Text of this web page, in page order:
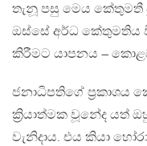
තැනූ පසු මෙය කේතුමතී
ඔස්සේ අර්ධ කේතුමතිය
කිරීමට යාපනය –
ජනාධිපතිගේ ප්‍රකාශය
ක්‍රියාත්මක වූනේද යත්
වැනිදාය. එය කියා